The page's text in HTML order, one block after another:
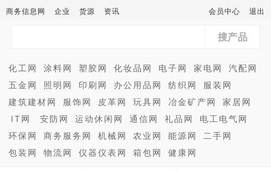
商务信息网 企业 货源 资讯 会员中心 退出
搜产品
化工网 涂料网 塑胶网 化妆品网 电子网 家电网
汽配网
五金网
照明网 印刷网 办公用品网 纺织网
服装网
建筑建材网
服饰网 皮革网 玩具网 冶金矿产网
家居网
IT网
安防网 运动休闲网 通信网 礼品网
电工电气网
环保网
商务服务网 机械网 农业网 能源网
二手网
包装网
物流网 仪器仪表网 箱包网 健康网